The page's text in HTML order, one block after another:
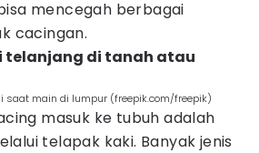
mencegah berbagai
cacingan.
telanjang di tanah atau
main di lumpur (freepik.com/freepik)
masuk ke tubuh adalah
telapak kaki. Banyak jenis